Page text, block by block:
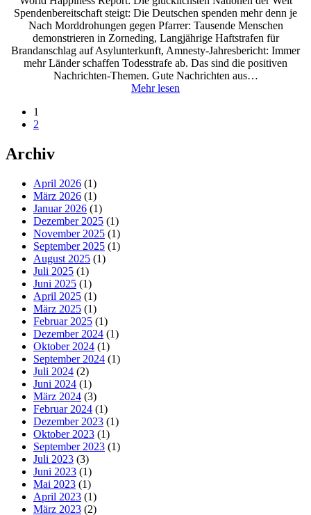
Spendenbereitschaft steigt: Die Deutschen spenden mehr denn je
Nach Morddrohungen gegen Pfarrer: Tausende Menschen
demonstrieren in Zorneding, Langjährige Haftstrafen für
Brandanschlag auf Asylunterkunft, Amnesty-Jahresbericht: Immer
mehr Länder schaffen Todesstrafe ab. Das sind die positiven
Nachrichten-Themen. Gute Nachrichten aus…
Mehr lesen
1
2
Archiv
April 2026 (1)
März 2026 (1)
Januar 2026 (1)
Dezember 2025 (1)
November 2025 (1)
September 2025 (1)
August 2025 (1)
Juli 2025 (1)
Juni 2025 (1)
April 2025 (1)
März 2025 (1)
Februar 2025 (1)
Dezember 2024 (1)
Oktober 2024 (1)
September 2024 (1)
Juli 2024 (2)
Juni 2024 (1)
März 2024 (3)
Februar 2024 (1)
Dezember 2023 (1)
Oktober 2023 (1)
September 2023 (1)
Juli 2023 (3)
Juni 2023 (1)
Mai 2023 (1)
April 2023 (1)
März 2023 (2)